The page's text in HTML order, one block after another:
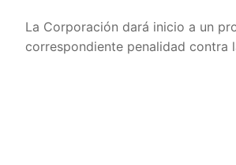
La Corporación dará inicio a un
correspondiente penalidad contra